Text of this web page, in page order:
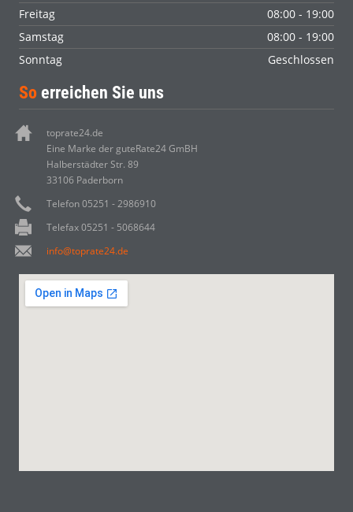
Freitag
08:00 - 19:00
Samstag
08:00 - 19:00
Sonntag
Geschlossen
So erreichen Sie uns
toprate24.de
Eine Marke der guteRate24 GmBH
Halberstädter Str. 89
33106 Paderborn
Telefon 05251 - 2986910
Telefax 05251 - 5068644
info@toprate24.de